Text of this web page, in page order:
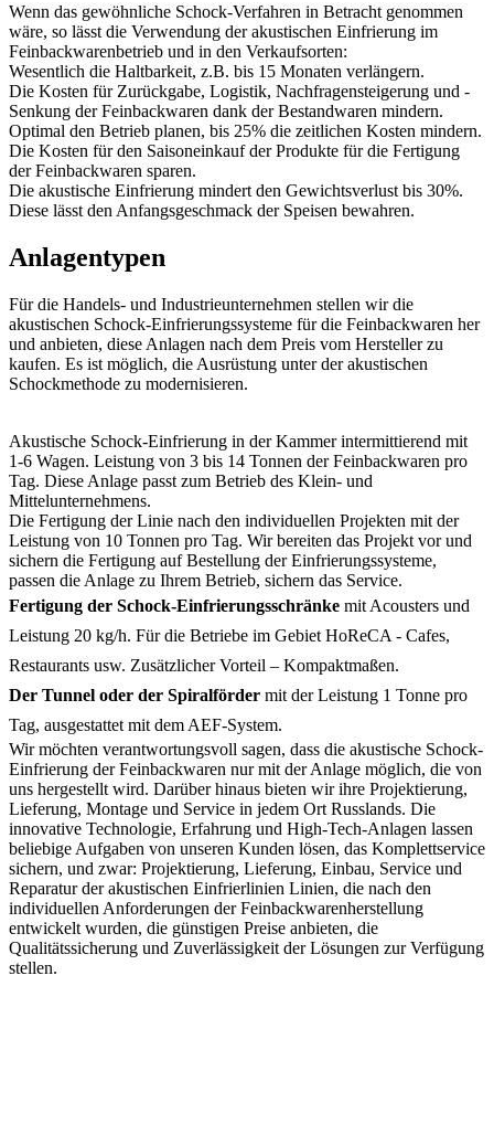
Wenn das gewöhnliche Schock-Verfahren in Betracht genommen
wäre, so lässt die Verwendung der akustischen Einfrierung im
Feinbackwarenbetrieb und in den Verkaufsorten:
Wesentlich die Haltbarkeit, z.B. bis 15 Monaten verlängern.
Die Kosten für Zurückgabe, Logistik, Nachfragensteigerung und -
Senkung der Feinbackwaren dank der Bestandwaren mindern.
Optimal den Betrieb planen, bis 25% die zeitlichen Kosten mindern.
Die Kosten für den Saisoneinkauf der Produkte für die Fertigung
der Feinbackwaren sparen.
Die akustische Einfrierung mindert den Gewichtsverlust bis 30%.
Diese lässt den Anfangsgeschmack der Speisen bewahren.
Anlagentypen
Für die Handels- und Industrieunternehmen stellen wir die
akustischen Schock-Einfrierungssysteme für die Feinbackwaren her
und anbieten, diese Anlagen nach dem Preis vom Hersteller zu
kaufen. Es ist möglich, die Ausrüstung unter der akustischen
Schockmethode zu modernisieren.
Akustische Schock-Einfrierung in der Kammer intermittierend mit
1-6 Wagen. Leistung von 3 bis 14 Tonnen der Feinbackwaren pro
Tag. Diese Anlage passt zum Betrieb des Klein- und
Mittelunternehmens.
Die Fertigung der Linie nach den individuellen Projekten mit der
Leistung von 10 Tonnen pro Tag. Wir bereiten das Projekt vor und
sichern die Fertigung auf Bestellung der Einfrierungssysteme,
passen die Anlage zu Ihrem Betrieb, sichern das Service.
Fertigung der Schock-Einfrierungsschränke mit Acousters und
Leistung 20 kg/h. Für die Betriebe im Gebiet HoReCA - Cafes,
Restaurants usw. Zusätzlicher Vorteil – Kompaktmaßen.
Der Tunnel oder der Spiralförder mit der Leistung 1 Tonne pro
Tag, ausgestattet mit dem AEF-System.
Wir möchten verantwortungsvoll sagen, dass die akustische Schock-
Einfrierung der Feinbackwaren nur mit der Anlage möglich, die von
uns hergestellt wird. Darüber hinaus bieten wir ihre Projektierung,
Lieferung, Montage und Service in jedem Ort Russlands. Die
innovative Technologie, Erfahrung und High-Tech-Anlagen lassen
beliebige Aufgaben von unseren Kunden lösen, das Komplettservice
sichern, und zwar: Projektierung, Lieferung, Einbau, Service und
Reparatur der akustischen Einfrierlinien Linien, die nach den
individuellen Anforderungen der Feinbackwarenherstellung
entwickelt wurden, die günstigen Preise anbieten, die
Qualitätssicherung und Zuverlässigkeit der Lösungen zur Verfügung
stellen.